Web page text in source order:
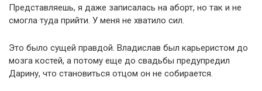
Представляешь, я даже записалась на аборт, но так и не
смогла туда прийти. У меня не хватило сил.
Это было сущей правдой. Владислав был карьеристом до
мозга костей, а потому еще до свадьбы предупредил
Дарину, что становиться отцом он не собирается.